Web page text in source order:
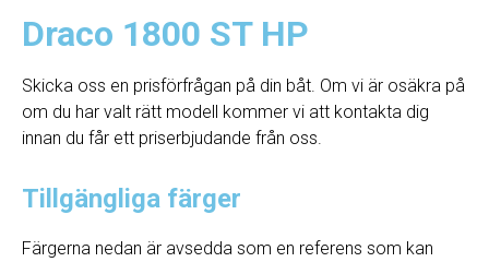
Draco 1800 ST HP
Skicka oss en prisförfrågan på din båt. Om vi ​​är osäkra på
om du har valt rätt modell kommer vi att kontakta dig
innan du får ett priserbjudande från oss.
Tillgängliga färger
Färgerna nedan är avsedda som en referens som kan